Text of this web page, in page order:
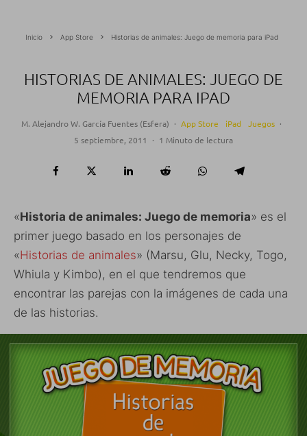
Inicio App Store Historias de animales: Juego de memoria para iPad
HISTORIAS DE ANIMALES: JUEGO DE
MEMORIA PARA IPAD
M. Alejandro W. García Fuentes (Esfera) · App Store iPad Juegos ·
5 septiembre, 2011
· 1 Minuto de lectura
«Historia de animales: Juego de memoria» es el
primer juego basado en los personajes de
«Historias de animales» (Marsu, Glu, Necky, Togo,
Whiula y Kimbo), en el que tendremos que
encontrar las parejas con la imágenes de cada una
de las historias.